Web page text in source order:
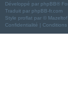
Développé par phpBB®
Traduit par phpBB-fr.com
Style proflat par © Mazeltof
Confidentialité | Conditions